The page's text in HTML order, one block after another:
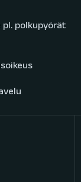
polkupyörät